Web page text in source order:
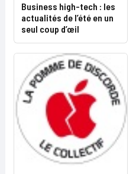
Business high-tech : les
actualités de l’été en un
seul coup d’œil